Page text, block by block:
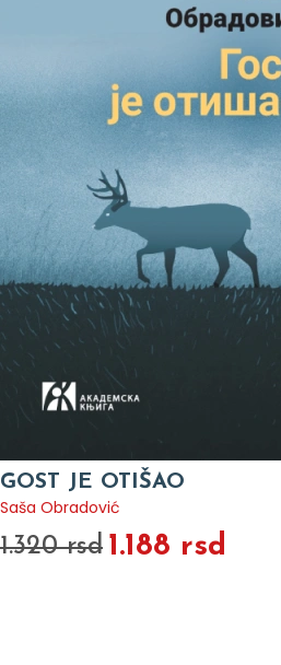
GOST JE OTIŠAO
Saša Obradović
1.320 rsd 1.188 rsd